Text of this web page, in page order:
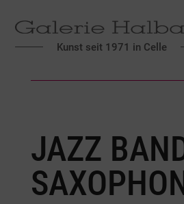
Kunst seit 1971 in Celle
JAZZ